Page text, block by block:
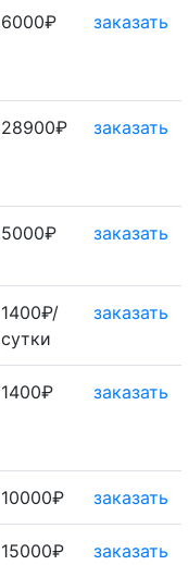
6000₽ заказать
28900₽ заказать
5000₽ заказать
1400₽/
сутки
заказать
1400₽ заказать
10000₽ заказать
15000₽ заказать